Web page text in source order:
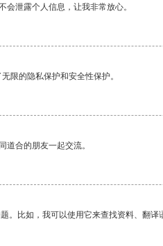
泄露个人信息，让我非常放心。
限的隐私保护和安全性保护。
道合的朋友一起交流。
。比如，我可以使用它来查找资料、翻译